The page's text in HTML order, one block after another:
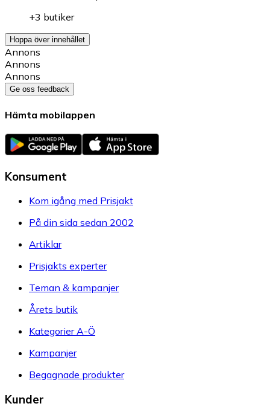
+3 butiker
Hoppa över innehållet
Annons
Annons
Annons
Ge oss feedback
Hämta mobilappen
Konsument
Kom igång med Prisjakt
På din sida sedan 2002
Artiklar
Prisjakts experter
Teman & kampanjer
Årets butik
Kategorier A-Ö
Kampanjer
Begagnade produkter
Kunder